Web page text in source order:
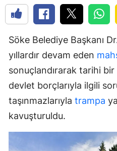
Söke Belediye Başkanı
yıllardır devam eden
sonuçlandırarak tarihi bir
devlet borçlarıyla ilgili
taşınmazlarıyla trampa
kavuşturuldu.